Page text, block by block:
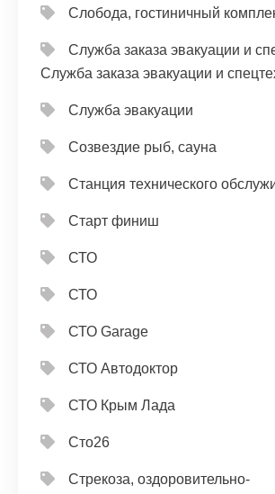
Слобода, гостиничный
Служба заказа эвакуации и
Служба заказа эвакуации и
Служба эвакуации
Созвездие рыб, сауна
Станция технического
Старт финиш
СТО
СТО
СТО Garage
СТО Автодоктор
СТО Крым Лада
Сто26
Стрекоза, оздоровительно-